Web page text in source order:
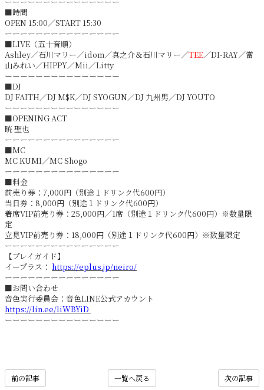
■時間
OPEN 15:00／START 15:30
ーーーーーーーーーーーーーーー
■LIVE（五十音順）
Ashley／石川マリー／idom／真之介＆石川マリー／TEE／DI-RAY／當
山みれい／HIPPY／Mii／Litty
ーーーーーーーーーーーーーーー
■DJ
DJ FAITH／DJ M$K／DJ SYOGUN／DJ 九州男／DJ YOUTO
ーーーーーーーーーーーーーーー
■OPENING ACT
暁 聖也
ーーーーーーーーーーーーーーー
■MC
MC KUMI／MC Shogo
ーーーーーーーーーーーーーーー
■料金
前売り券：7,000円（別途１ドリンク代600円）
当日券：8,000円（別途１ドリンク代600円）
着席VIP前売り券：25,000円／1席（別途１ドリンク代600円）※数量限
定
立見VIP前売り券：18,000円（別途１ドリンク代600円）※数量限定
ーーーーーーーーーーーーーーー
【プレイガイド】
イープラス： https://eplus.jp/neiro/
ーーーーーーーーーーーーーーー
■お問い合わせ
音色実行委員会：音色LINE公式アカウント
https://lin.ee/liWBYiD
ーーーーーーーーーーーーーーー
次の記事
一覧へ戻る
前の記事